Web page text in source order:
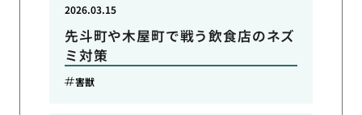
先斗町や木屋町で戦う飲食店のネズ
ミ対策
2026.03.15
害獣